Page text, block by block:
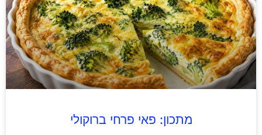
מתכון: פאי פרחי ברוקולי